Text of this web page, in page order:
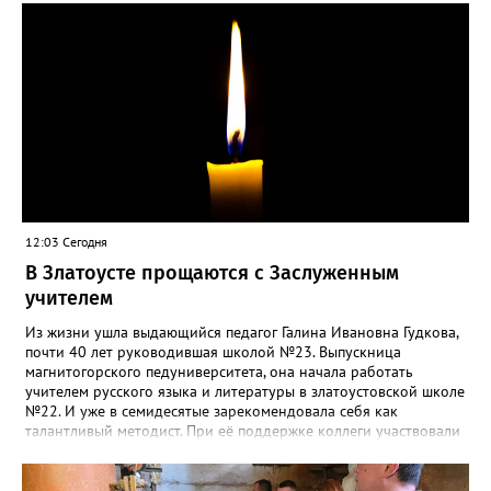
силы перед долгой зимовкой.
12:03 Сегодня
В Златоусте прощаются с Заслуженным
учителем
Из жизни ушла выдающийся педагог Галина Ивановна Гудкова,
почти 40 лет руководившая школой №23. Выпускница
магнитогорского педуниверситета, она начала работать
учителем русского языка и литературы в златоустовской школе
№22. И уже в семидесятые зарекомендовала себя как
талантливый методист. При её поддержке коллеги участвовали
«Благодаря её мудрому руководству в школе сформировался